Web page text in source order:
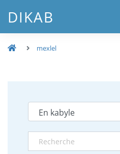
DIKAB
mexlel